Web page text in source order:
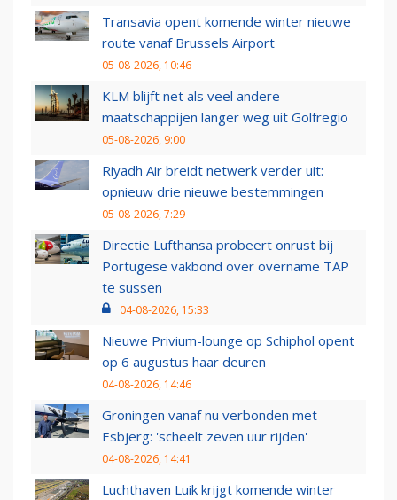
Transavia opent komende winter nieuwe
route vanaf Brussels Airport
05-08-2026, 10:46
KLM blijft net als veel andere
maatschappijen langer weg uit Golfregio
05-08-2026, 9:00
Riyadh Air breidt netwerk verder uit:
opnieuw drie nieuwe bestemmingen
05-08-2026, 7:29
Directie Lufthansa probeert onrust bij
Portugese vakbond over overname TAP
te sussen
04-08-2026, 15:33
Nieuwe Privium-lounge op Schiphol opent
op 6 augustus haar deuren
04-08-2026, 14:46
Groningen vanaf nu verbonden met
Esbjerg: 'scheelt zeven uur rijden'
04-08-2026, 14:41
Luchthaven Luik krijgt komende winter